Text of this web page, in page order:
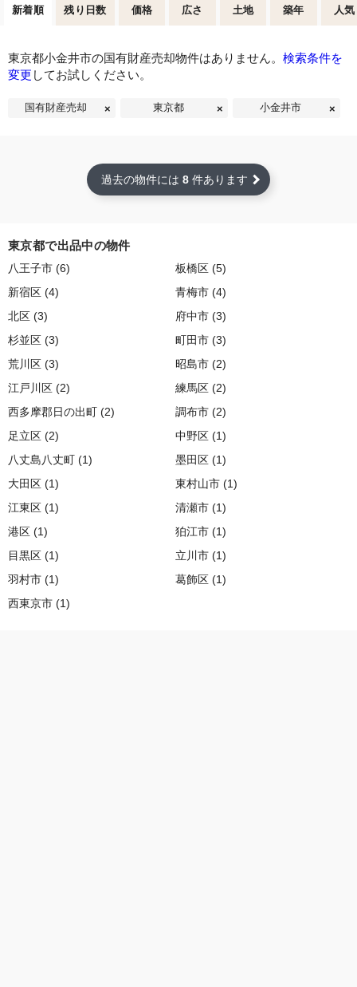
新着順 残り日数 価格 広さ 土地 築年 人気
東京都小金井市の国有財産売却物件はありません。 検索条件を
変更 してお試しください。
国有財産売却 東京都 小金井市
過去の物件には 8 件あります
東京都で出品中の物件
八王子市 (6) 板橋区 (5)
新宿区 (4) 青梅市 (4)
北区 (3) 府中市 (3)
杉並区 (3) 町田市 (3)
荒川区 (3) 昭島市 (2)
江戸川区 (2) 練馬区 (2)
西多摩郡日の出町 (2) 調布市 (2)
足立区 (2) 中野区 (1)
八丈島八丈町 (1) 墨田区 (1)
大田区 (1) 東村山市 (1)
江東区 (1) 清瀬市 (1)
港区 (1) 狛江市 (1)
目黒区 (1) 立川市 (1)
羽村市 (1) 葛飾区 (1)
西東京市 (1)